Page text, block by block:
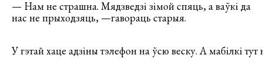
— Нам не страшна. Мядзведзі зімой спяць, а ваўкі да
нас не прыходзяць, —гавораць старыя.
У гэтай хаце адзіны тэлефон на ўсю веску. А мабілкі тут